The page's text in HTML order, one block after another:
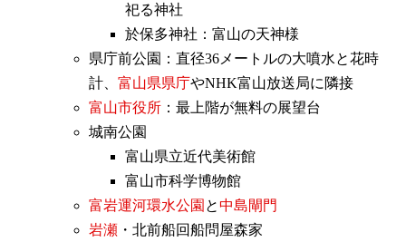
祀る神社
於保多神社：富山の天神様
県庁前公園：直径36メートルの大噴水と花時
計、 富山県県庁やNHK富山放送局に隣接
富山市役所 ：最上階が無料の展望台
城南公園
富山県立近代美術館
富山市科学博物館
富岩運河環水公園 と中島閘門
岩瀬 ・北前船回船問屋森家